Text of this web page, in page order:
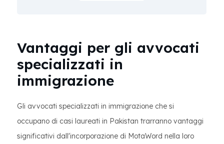
Vantaggi per gli avvocati
specializzati in
immigrazione
Gli avvocati specializzati in immigrazione che si
occupano di casi laureati in Pakistan trarranno vantaggi
significativi dall'incorporazione di MotaWord nella loro